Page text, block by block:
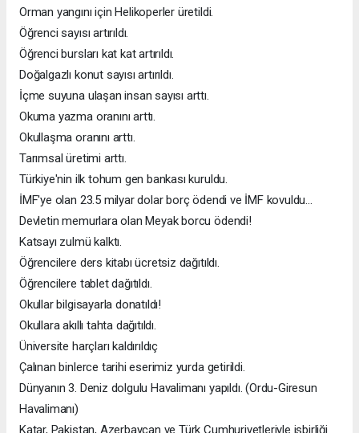
Orman yangını için Helikoperler üretildi.
Öğrenci sayısı artırıldı.
Öğrenci bursları kat kat artırıldı.
Doğalgazlı konut sayısı artırıldı.
İçme suyuna ulaşan insan sayısı arttı.
Okuma yazma oranını arttı.
Okullaşma oranını arttı.
Tarımsal üretimi arttı.
Türkiye'nin ilk tohum gen bankası kuruldu.
İMF'ye olan 23.5 milyar dolar borç ödendi ve İMF kovuldu...
Devletin memurlara olan Meyak borcu ödendi!
Katsayı zulmü kalktı.
Öğrencilere ders kitabı ücretsiz dağıtıldı.
Öğrencilere tablet dağıtıldı.
Okullar bilgisayarla donatıldı!
Okullara akıllı tahta dağıtıldı.
Üniversite harçları kaldırıldıç
Çalınan binlerce tarihi eserimiz yurda getirildi.
Dünyanın 3. Deniz dolgulu Havalimanı yapıldı. (Ordu-Giresun
Havalimanı)
Katar, Pakistan, Azerbaycan ve Türk Cumhuriyetleriyle işbirliği